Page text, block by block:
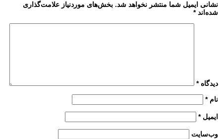
نشانی ایمیل شما منتشر نخواهد شد. بخش‌های موردنیاز علامت‌گذاری
شده‌اند*
دیدگاه*
نام*
ایمیل*
وب‌سایت